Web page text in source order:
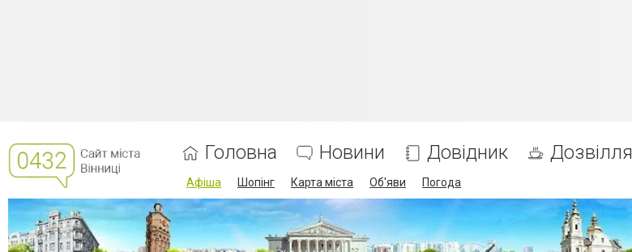
Головна Новини Довідник Дозвілля
Афіша Шопінг Карта міста Об'яви Погода